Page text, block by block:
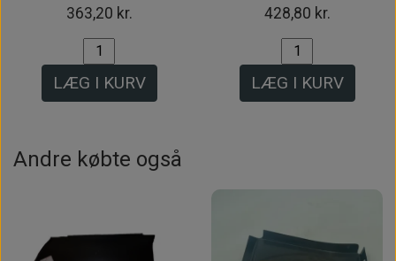
363,20 kr.
LÆG I KURV
428,80 kr.
LÆG I KURV
Andre købte også